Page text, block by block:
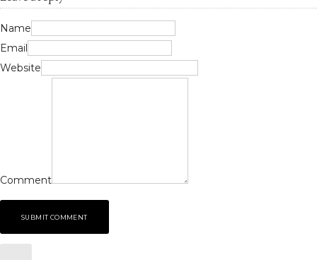
Name
Email
Website
Comment
SUBMIT COMMENT